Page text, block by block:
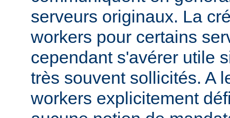
serveurs originaux. La
workers pour certains
cependant s'avérer utile
très souvent sollicités. A
workers explicitement